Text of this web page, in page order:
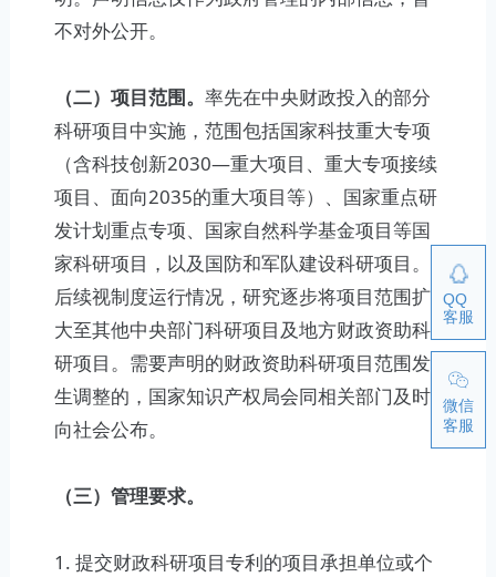
不对外公开。
（二）项目范围。率先在中央财政投入的部分
科研项目中实施，范围包括国家科技重大专项
（含科技创新2030—重大项目、重大专项接续
项目、面向2035的重大项目等）、国家重点研
发计划重点专项、国家自然科学基金项目等国
家科研项目，以及国防和军队建设科研项目。
后续视制度运行情况，研究逐步将项目范围扩
大至其他中央部门科研项目及地方财政资助科
研项目。需要声明的财政资助科研项目范围发
生调整的，国家知识产权局会同相关部门及时
向社会公布。
（三）管理要求。
1. 提交财政科研项目专利的项目承担单位或个
QQ
客服
微信
客服